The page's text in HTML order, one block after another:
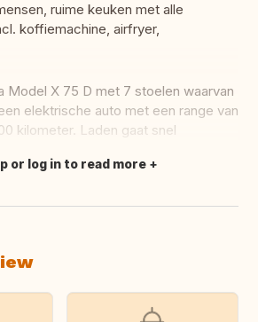
ruime keuken met alle
koffiemachine, airfryer,
Model X 75 D met 7 stoelen waarvan
elektrische auto met een range van
kilometer. Laden gaat snel
or log in to read more